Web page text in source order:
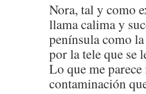
Nora, tal y como
llama calima y
península como
por la tele que se
Lo que me
contaminación